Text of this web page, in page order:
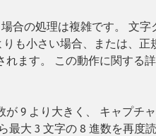
合の処理は複雑です。 文字
も小さい場合、または、
れます。 この動作に関する
9 より大きく、 キャプチ
最大 3 文字の 8 進数を再度